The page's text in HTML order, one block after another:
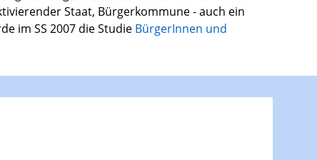
Staat, Bürgerkommune - auch ein
im SS 2007 die Studie BürgerInnen und